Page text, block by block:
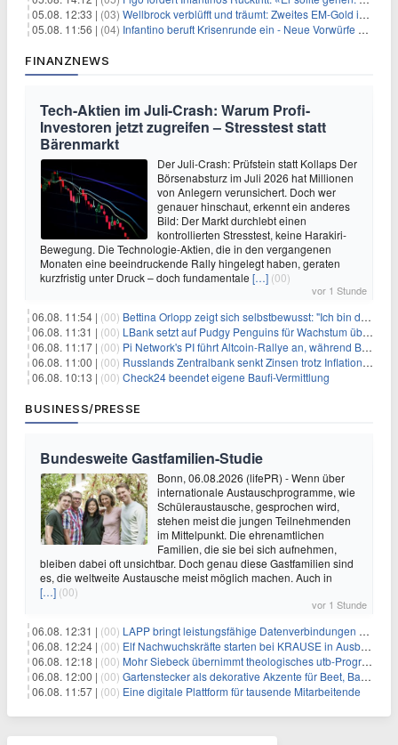
05.08. 12:33 | (03) Wellbrock verblüfft und träumt: Zweites EM-Gold in Paris
05.08. 11:56 | (04) Infantino beruft Krisenrunde ein - Neue Vorwürfe gegen FIFA
FINANZNEWS
Tech-Aktien im Juli-Crash: Warum Profi-
Investoren jetzt zugreifen – Stresstest statt
Bärenmarkt
Der Juli-Crash: Prüfstein statt Kollaps Der
Börsenabsturz im Juli 2026 hat Millionen
von Anlegern verunsichert. Doch wer
genauer hinschaut, erkennt ein anderes
Bild: Der Markt durchlebt einen
kontrollierten Stresstest, keine Harakiri-
Bewegung. Die Technologie-Aktien, die in den vergangenen
Monaten eine beeindruckende Rally hingelegt haben, geraten
kurzfristig unter Druck – doch fundamentale […] (00)
vor 1 Stunde
06.08. 11:54 | (00) Bettina Orlopp zeigt sich selbstbewusst: "Ich bin die Vorstandsvorsitzende"
06.08. 11:31 | (00) LBank setzt auf Pudgy Penguins für Wachstum über den Handel hinaus
06.08. 11:17 | (00) Pi Network's PI führt Altcoin-Rallye an, während Bitcoin $65.000 anpeilt
06.08. 11:00 | (00) Russlands Zentralbank senkt Zinsen trotz Inflations-Schock – ein riskantes Spiel
06.08. 10:13 | (00) Check24 beendet eigene Baufi-Vermittlung
BUSINESS/PRESSE
Bundesweite Gastfamilien-Studie
Bonn, 06.08.2026 (lifePR) - Wenn über
internationale Austauschprogramme, wie
Schüleraustausche, gesprochen wird,
stehen meist die jungen Teilnehmenden
im Mittelpunkt. Die ehrenamtlichen
Familien, die sie bei sich aufnehmen,
bleiben dabei oft unsichtbar. Doch genau diese Gastfamilien sind
es, die weltweite Austausche meist möglich machen. Auch in
[…] (00)
vor 1 Stunde
06.08. 12:31 | (00) LAPP bringt leistungsfähige Datenverbindungen auf die Schiene
06.08. 12:24 | (00) Elf Nachwuchskräfte starten bei KRAUSE in Ausbildung und Jahrespraktikum
06.08. 12:18 | (00) Mohr Siebeck übernimmt theologisches utb-Programm und die Zeitschrift für Neues Testament (ZNT) von Narr Francke Attempto
06.08. 12:00 | (00) Gartenstecker als dekorative Akzente für Beet, Balkon und Terrasse | KNOBLOCH
06.08. 11:57 | (00) Eine digitale Plattform für tausende Mitarbeitende